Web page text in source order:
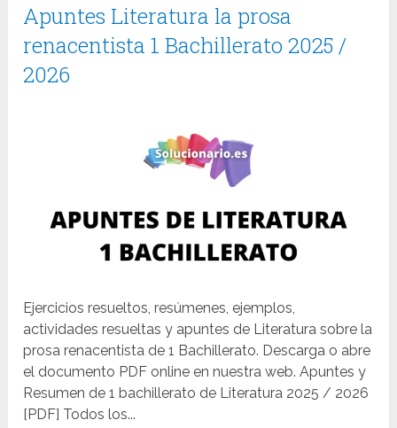
Apuntes Literatura la prosa
renacentista 1 Bachillerato 2025 /
2026
Ejercicios resueltos, resúmenes, ejemplos,
actividades resueltas y apuntes de Literatura sobre la
prosa renacentista de 1 Bachillerato. Descarga o abre
el documento PDF online en nuestra web. Apuntes y
Resumen de 1 bachillerato de Literatura 2025 / 2026
[PDF] Todos los...